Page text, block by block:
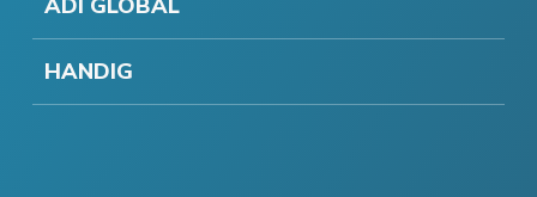
ADI GLOBAL
HANDIG